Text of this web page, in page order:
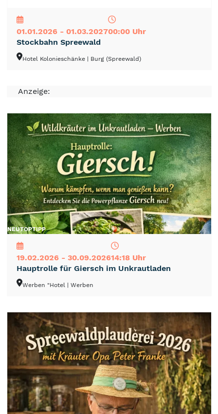
01.01.2026 - 01.03.202700:00 Uhr
Stockbahn Spreewald
Hotel Kolonieschänke | Burg (Spreewald)
NEUTOPTIPP
19.02.2026 - 30.09.202614:18 Uhr
Hauptrolle für Giersch im Unkrautladen
Werben "Hotel | Werben
Anzeige: